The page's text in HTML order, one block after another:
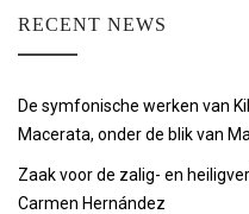
RECENT NEWS
De symfonische werken van
Macerata, onder de blik van
Zaak voor de zalig- en
Carmen Hernández